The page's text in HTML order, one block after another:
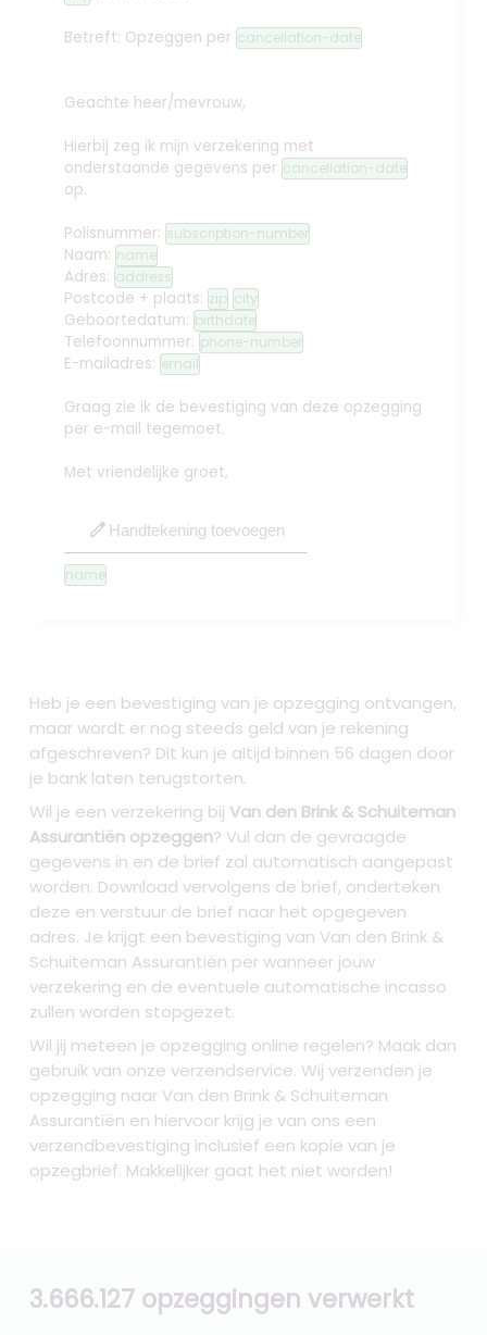
Betreft: Opzeggen per cancellation-date
Geachte heer/mevrouw,
Hierbij zeg ik mijn verzekering met
onderstaande gegevens per cancellation-date
op.
Polisnummer: subscription-number
Naam: name
Adres: address
Postcode + plaats: zip city
Geboortedatum: birthdate
Telefoonnummer: phone-number
E-mailadres: email
Graag zie ik de bevestiging van deze opzegging
per e-mail tegemoet.
Met vriendelijke groet,
edit Handtekening toevoegen
name
Heb je een bevestiging van je opzegging ontvangen,
maar wordt er nog steeds geld van je rekening
afgeschreven? Dit kun je altijd binnen 56 dagen door
je bank laten terugstorten.
Wil je een verzekering bij Van den Brink & Schuiteman
Assurantiën opzeggen? Vul dan de gevraagde
gegevens in en de brief zal automatisch aangepast
worden. Download vervolgens de brief, onderteken
deze en verstuur de brief naar het opgegeven
adres. Je krijgt een bevestiging van Van den Brink &
Schuiteman Assurantiën per wanneer jouw
verzekering en de eventuele automatische incasso
zullen worden stopgezet.
Wil jij meteen je opzegging online regelen? Maak dan
gebruik van onze verzendservice. Wij verzenden je
opzegging naar Van den Brink & Schuiteman
Assurantiën en hiervoor krijg je van ons een
verzendbevestiging inclusief een kopie van je
opzegbrief. Makkelijker gaat het niet worden!
3.666.127 opzeggingen verwerkt